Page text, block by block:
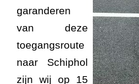
garanderen
van deze
toegangsroute
naar Schiphol
zijn wij op 15